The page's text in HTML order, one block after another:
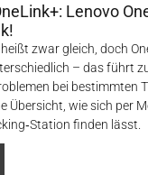
Lenovo
zwar gleich, doch
– das führt
bei bestimmten
Übersicht, wie sich per
finden lässt.